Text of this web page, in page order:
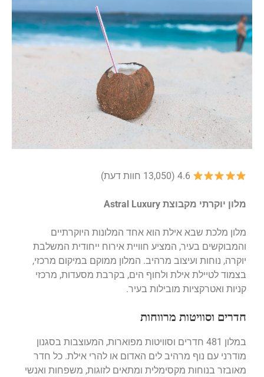
מלון יוקרתי מקבוצת Astral Luxury
מלון מלכת שבא אילת הוא אחד המלונות היוקרתיים
והמבוקשים בעיר, המציע חוויית אירוח ייחודית המשלבת
יוקרה, נוחות ועיצוב מרהיב. המלון ממוקם במיקום מרכזי,
בצמוד לטיילת אילת ולחוף הים, בקרבת מסעדות, מרכזי
קניות ואטרקציות מובילות בעיר.
חדרים וסוויטות מרווחות
במלון 481 חדרים וסוויטות מפוארות, המעוצבות בסגנון
מודרני עם נוף מרהיב לים האדום או להרי אילת. כל חדר
מאובזר בנוחות מקסימלית ומתאים לזוגות, משפחות ואנשי